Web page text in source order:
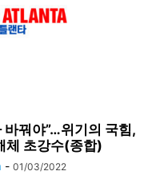
바꿔야”…위기의 국힘,
체 초강수(종합)
- 01/03/2022